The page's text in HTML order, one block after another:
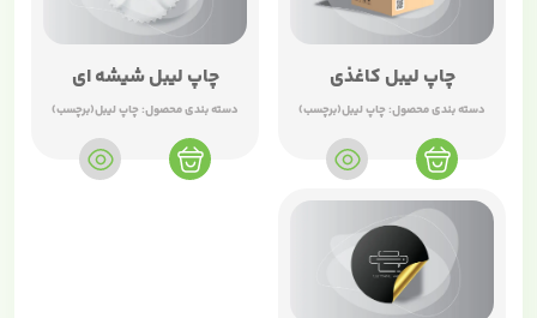
چاپ لیبل کاغذی
دسته بندی محصول:چاپ لیبل(برچسب)
چاپ لیبل شیشه ای
دسته بندی محصول:چاپ لیبل(برچسب)